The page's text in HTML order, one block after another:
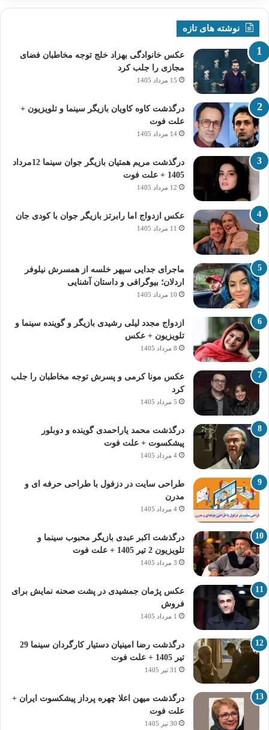
نوشته های تازه
عکس خانوادگی بهزاد خلج توجه مخاطبان فضای
مجازی را جلب کرد
15 مرداد 1405
درگذشت کاوه کاویان بازیگر سینما و تلویزیون +
علت فوت
14 مرداد 1405
درگذشت مریم همتیان بازیگر جوان سینما 12مرداد
1405 + علت فوت
12 مرداد 1405
عکس ازدواج اما رابرتز بازیگر جوان با کودی جان
11 مرداد 1405
ماجرای جدایی سپهر خلسه از همسرش نیلوفر
اردلان؛ بیوگرافی و داستان آشنایی
10 مرداد 1405
ازدواج مجدد لیلی رشیدی بازیگر و گوینده سینما و
تلویزیون + عکس
8 مرداد 1405
عکس مونا کرمی و پسرش توجه مخاطبان را جلب
کرد
5 مرداد 1405
درگذشت محمد یاراحمدی گوینده و دوبلور
پیشکسوت + علت فوت
4 مرداد 1405
طراحی سایت در دزفول با طراحی حرفه‌ ای و
مدرن
4 مرداد 1405
درگذشت اکبر عبدی بازیگر محبوب سینما و
تلویزیون 2 تیر 1405 + علت فوت
3 مرداد 1405
عکس پژمان جمشیدی در پشت صحنه نمایش برای
فروش
1 مرداد 1405
درگذشت رضا امینیان دستیار کارگردان سینما 29
تیر 1405 + علت فوت
31 تیر 1405
درگذشت میهن اعلا چهره پرداز پیشکسوت ایران +
علت فوت
30 تیر 1405